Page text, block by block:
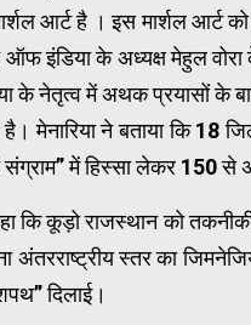
आर्ट है । इस मार्शल आर्ट
इंडिया के अध्यक्ष मेहुल
के नेतृत्व में अथक प्रयासों के
मेनारिया ने बताया कि 18
में हिस्सा लेकर 150 से
कि कूड़ो राजस्थान को
अंतरराष्ट्रीय स्तर का
दिलाई।